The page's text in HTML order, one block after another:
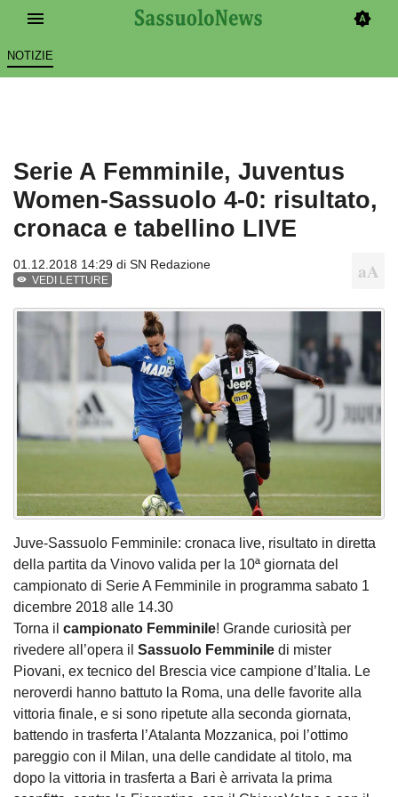
NOTIZIE
Serie A Femminile, Juventus
Women-Sassuolo 4-0: risultato,
cronaca e tabellino LIVE
01.12.2018 14:29 di SN Redazione
VEDI LETTURE
Juve-Sassuolo Femminile: cronaca live, risultato in diretta
della partita da Vinovo valida per la 10ª giornata del
campionato di Serie A Femminile in programma sabato 1
dicembre 2018 alle 14.30
Torna il campionato Femminile! Grande curiosità per
rivedere all’opera il Sassuolo Femminile di mister
Piovani, ex tecnico del Brescia vice campione d’Italia. Le
neroverdi hanno battuto la Roma, una delle favorite alla
vittoria finale, e si sono ripetute alla seconda giornata,
battendo in trasferta l’Atalanta Mozzanica, poi l’ottimo
pareggio con il Milan, una delle candidate al titolo, ma
dopo la vittoria in trasferta a Bari è arrivata la prima